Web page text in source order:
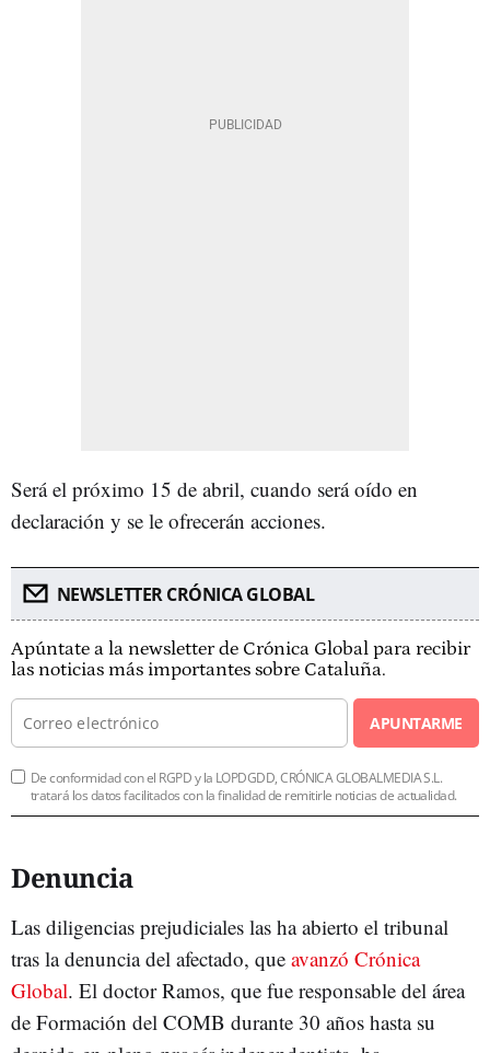
Será el próximo 15 de abril, cuando será oído en
declaración y se le ofrecerán acciones.
NEWSLETTER CRÓNICA GLOBAL
Apúntate a la newsletter de Crónica Global para recibir
las noticias más importantes sobre Cataluña.
APUNTARME
De conformidad con el RGPD y la LOPDGDD, CRÓNICA GLOBALMEDIA S.L.
tratará los datos facilitados con la finalidad de remitirle noticias de actualidad.
Denuncia
Las diligencias prejudiciales las ha abierto el tribunal
tras la denuncia del afectado, que avanzó Crónica
Global. El doctor Ramos, que fue responsable del área
de Formación del COMB durante 30 años hasta su